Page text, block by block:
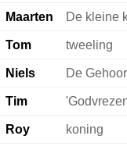
Maarten De kleine
Tom tweeling
Niels De
Tim
Roy koning